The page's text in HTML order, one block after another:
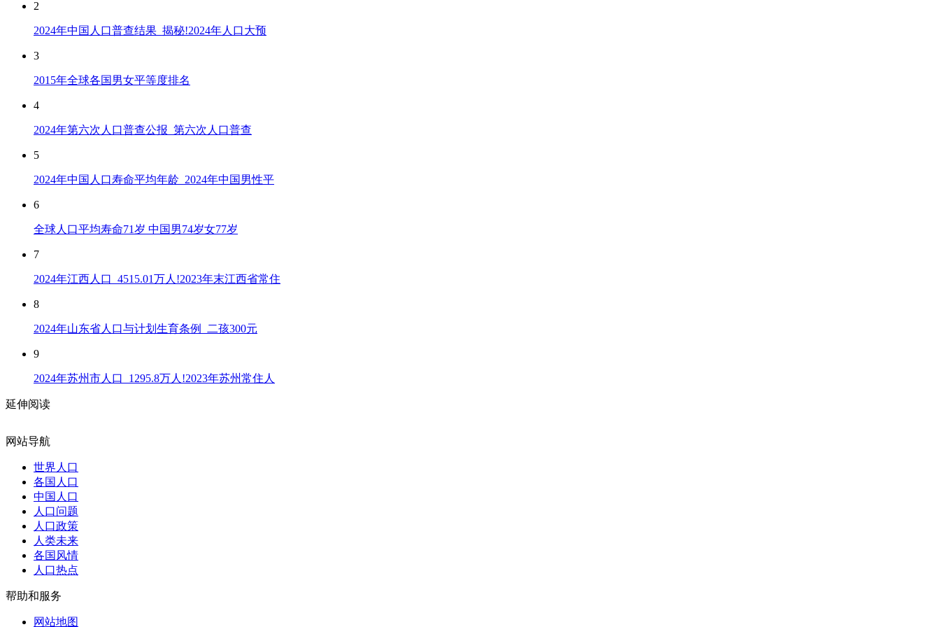
2
2024年中国人口普查结果_揭秘!2024年人口大预
3
2015年全球各国男女平等度排名
4
2024年第六次人口普查公报_第六次人口普查
5
2024年中国人口寿命平均年龄_2024年中国男性平
6
全球人口平均寿命71岁 中国男74岁女77岁
7
2024年江西人口_4515.01万人!2023年末江西省常住
8
2024年山东省人口与计划生育条例_二孩300元
9
2024年苏州市人口_1295.8万人!2023年苏州常住人
延伸阅读
网站导航
世界人口
各国人口
中国人口
人口问题
人口政策
人类未来
各国风情
人口热点
帮助和服务
网站地图